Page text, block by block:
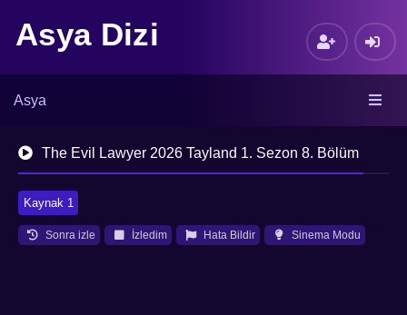
Asya Dizi
Asya
The Evil Lawyer 2026 Tayland 1. Sezon 8. Bölüm
Kaynak 1
Sonra izle İzledim Hata Bildir Sinema Modu